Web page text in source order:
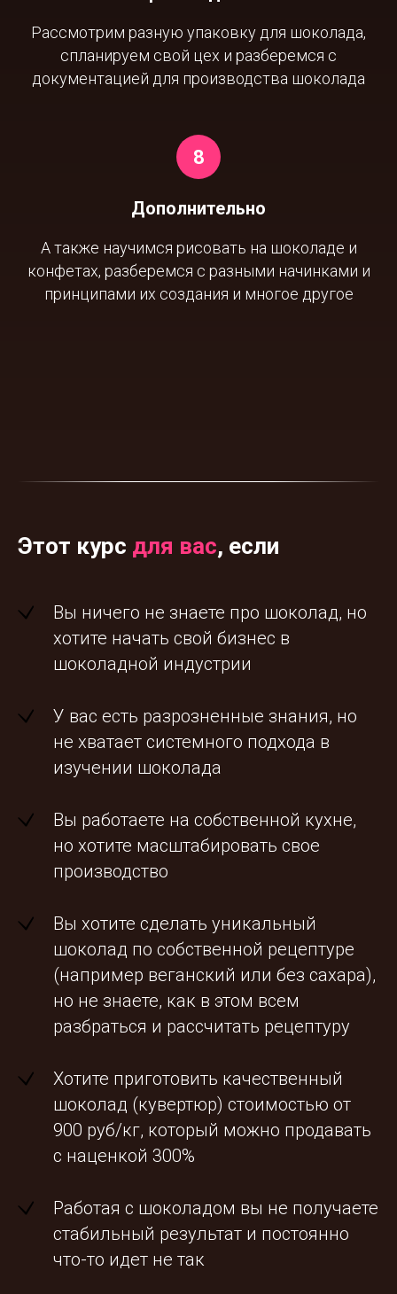
Рассмотрим разную упаковку для шоколада,
спланируем свой цех и разберемся с
документацией для производства шоколада
Дополнительно
А также научимся рисовать на шоколаде и
конфетах, разберемся с разными начинками и
принципами их создания и многое другое
Этот курс для вас, если
Вы ничего не знаете про шоколад, но
хотите начать свой бизнес в
шоколадной индустрии
У вас есть разрозненные знания, но
не хватает системного подхода в
изучении шоколада
Вы работаете на собственной кухне,
но хотите масштабировать свое
производство
Вы хотите сделать уникальный
шоколад по собственной рецептуре
(например веганский или без сахара),
но не знаете, как в этом всем
разбраться и рассчитать рецептуру
Хотите приготовить качественный
шоколад (кувертюр) стоимостью от
900 руб/кг, который можно продавать
с наценкой 300%
Работая с шоколадом вы не получаете
стабильный результат и постоянно
что-то идет не так